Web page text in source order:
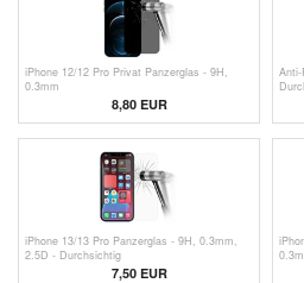
iPhone 12/12 Pro Privat Panzerglas - 9H,
0.3mm
8,80 EUR
iPhone 13/13 Pro Panzerglas - 9H, 0.3mm,
2.5D - Durchsichtig
7,50 EUR